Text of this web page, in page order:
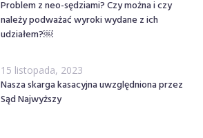
Problem z neo-sędziami? Czy można i czy
należy podważać wyroki wydane z ich
udziałem?￼
15 listopada, 2023
Nasza skarga kasacyjna uwzględniona przez
Sąd Najwyższy